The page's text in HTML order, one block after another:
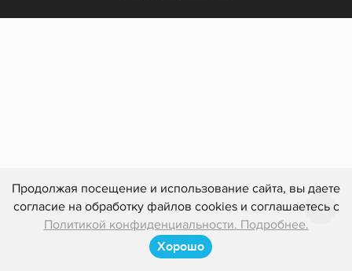
Продолжая посещение и использование сайта, вы даете
согласие на обработку файлов cookies и соглашаетесь с
Политикой конфиденциальности. Подробнее.
Хорошо